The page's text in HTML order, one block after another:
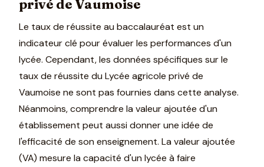
privé de Vaumoise
Le taux de réussite au baccalauréat est un
indicateur clé pour évaluer les performances d'un
lycée. Cependant, les données spécifiques sur le
taux de réussite du Lycée agricole privé de
Vaumoise ne sont pas fournies dans cette analyse.
Néanmoins, comprendre la valeur ajoutée d'un
établissement peut aussi donner une idée de
l'efficacité de son enseignement. La valeur ajoutée
(VA) mesure la capacité d'un lycée à faire